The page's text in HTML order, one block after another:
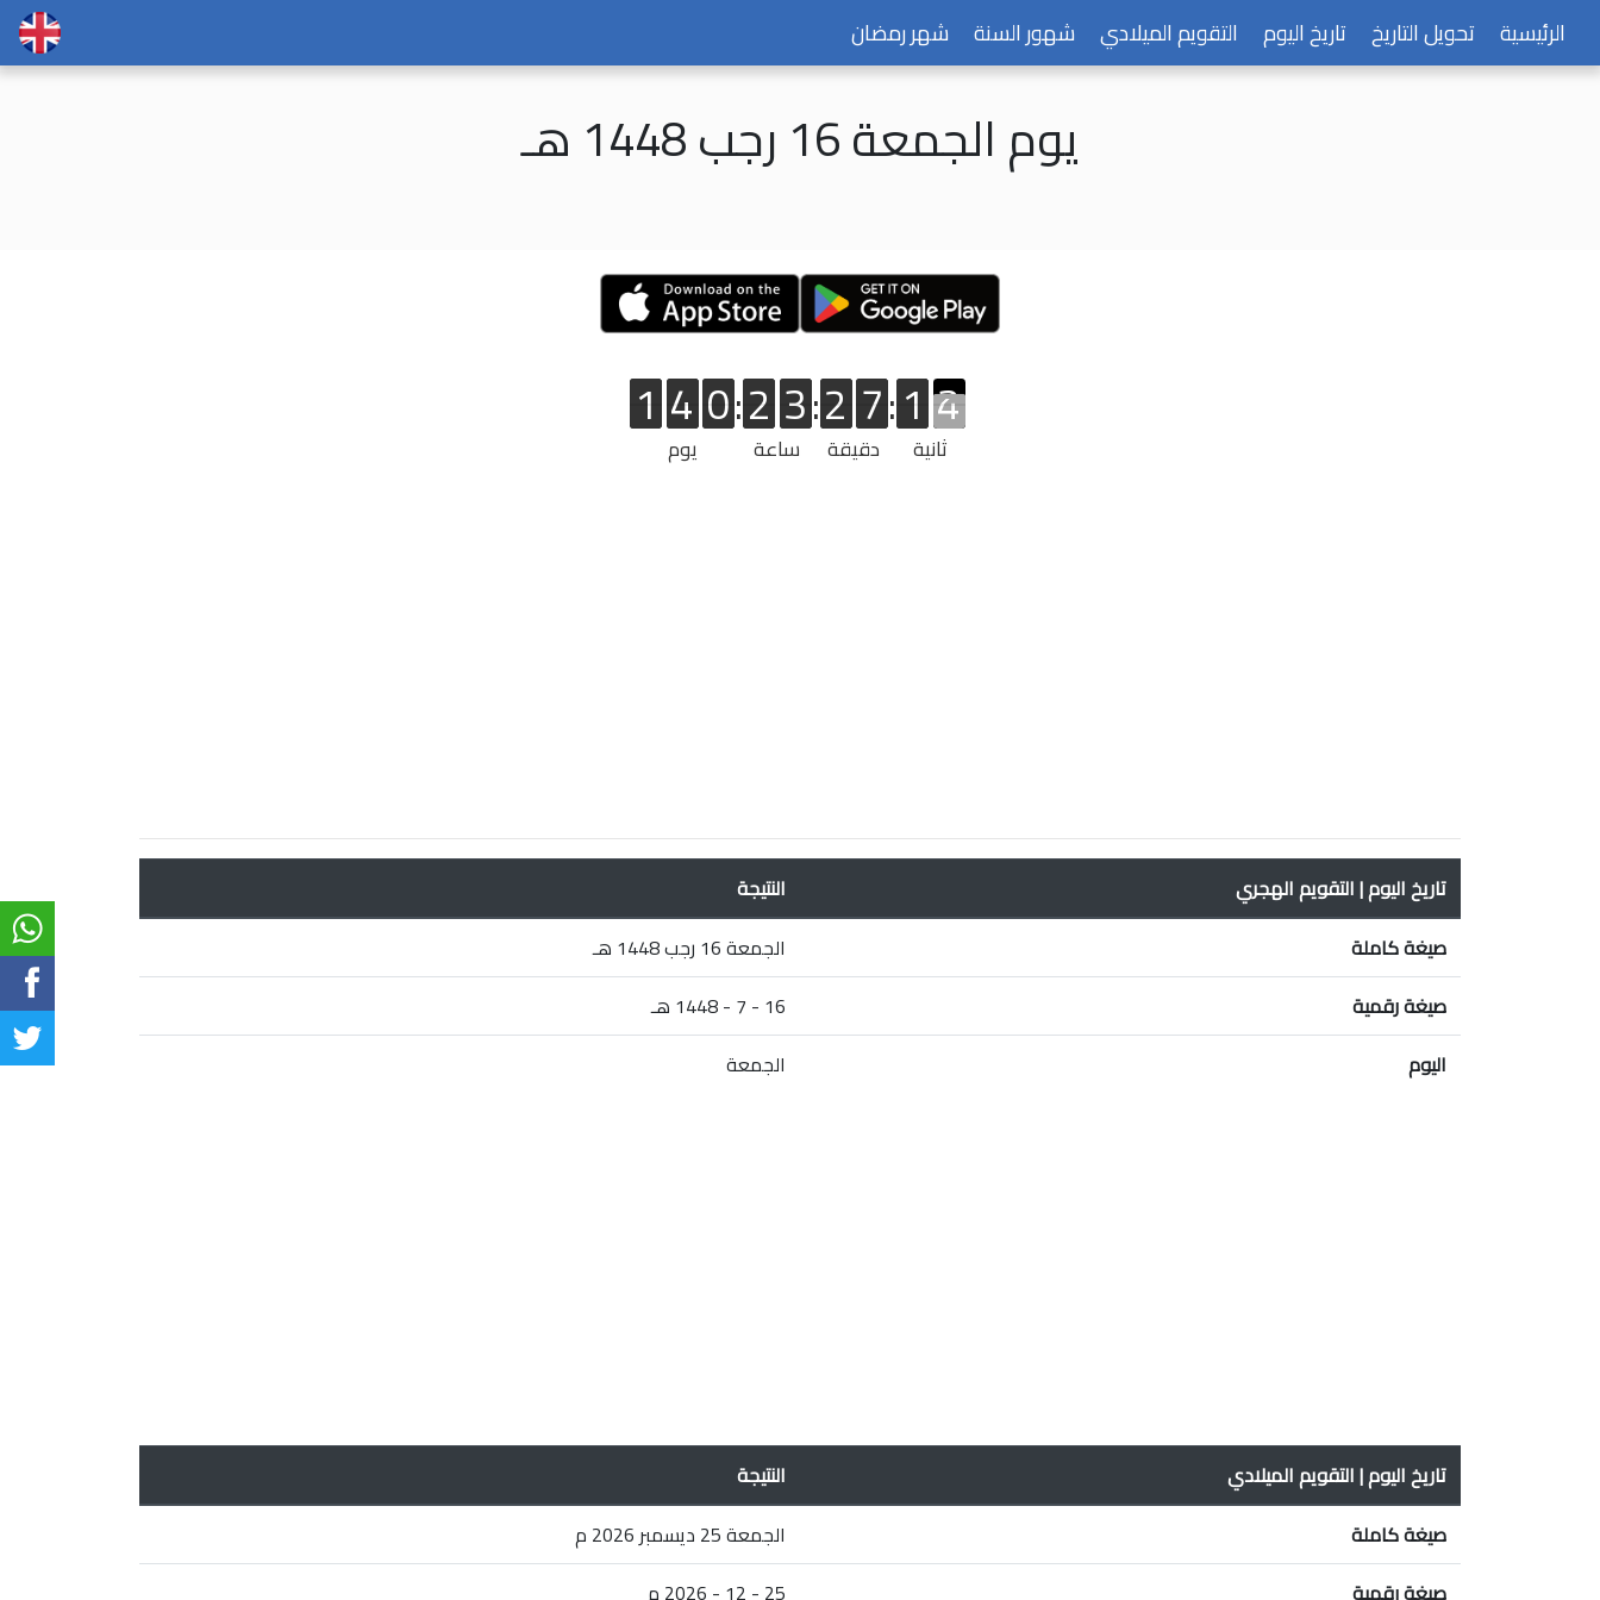
الرئيسية تحويل التاريخ تاريخ اليوم التقويم الميلادي شهور السنة شهر رمضان
يوم الجمعة 16 رجب 1448 هـ
يوم
1
14
40
0:
ساعة
2
23
3:
دقيقة
2
27
7:
ثانية
1
13
3
3
تاريخ اليوم | التقويم الهجري
النتيجة
صيغة كاملة
الجمعة 16 رجب 1448 هـ
صيغة رقمية
16 - 7 - 1448 هـ
اليوم
الجمعة
تاريخ اليوم | التقويم الميلادي
النتيجة
صيغة كاملة
الجمعة 25 ديسمبر 2026 م
صيغة رقمية
25 - 12 - 2026 م